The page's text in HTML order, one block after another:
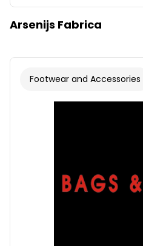
Arsenijs Fabrica
Footwear and Accessories